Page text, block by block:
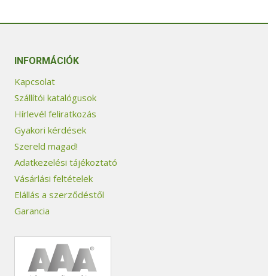
INFORMÁCIÓK
Kapcsolat
Szállítói katalógusok
Hírlevél feliratkozás
Gyakori kérdések
Szereld magad!
Adatkezelési tájékoztató
Vásárlási feltételek
Elállás a szerződéstől
Garancia